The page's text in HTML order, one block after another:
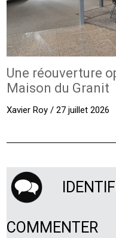
Une réouverture
Maison du Granit
Xavier Roy / 27 juillet 2026
COMMENTER